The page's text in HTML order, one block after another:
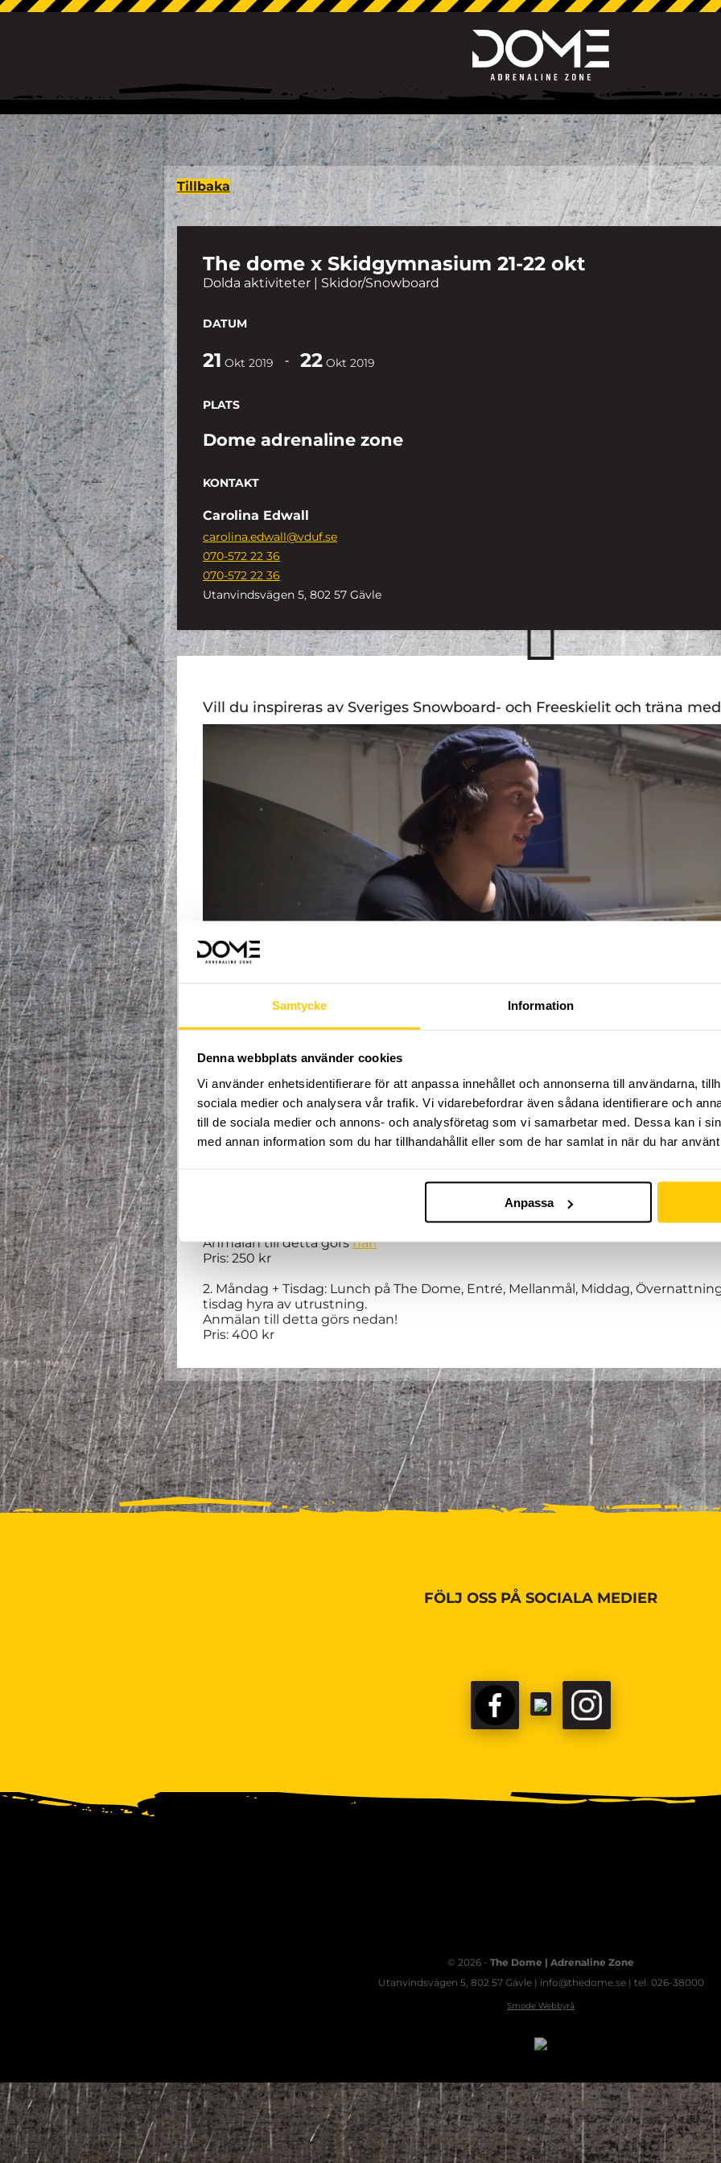
Samtycke Information
Denna webbplats använder cookies
Vi använder enhetsidentifierare för att anpassa innehållet och annonserna till användarna,
sociala medier och analysera vår trafik. Vi vidarebefordrar även sådana identifierare och
till de sociala medier och annons- och analysföretag som vi samarbetar med. Dessa kan i
med annan information som du har tillhandahållit eller som de har samlat in när du har
Anpassa
Tillbaka
The dome x Skidgymnasium 21-22 okt
Dolda aktiviteter | Skidor/Snowboard
DATUM
21 Okt 2019 - 22 Okt 2019
PLATS
Dome adrenaline zone
KONTAKT
Carolina Edwall
carolina.edwall@vduf.se
070-572 22 36
070-572 22 36
Utanvindsvägen 5, 802 57 Gävle
Vill du inspireras av Sveriges Snowboard- och Freeskielit och träna
Då tycker vi att du ska boka in den 21-22 Oktober och kom och häng med oss!
Du får möjligheten att träna och lära dig nya trick tillsammans med
Sveriges Freeski- och Snowboardgymansier.
Att kombinera dina gymnasiestudier med att åka skidor eller snowboard, är en
va din och nu får Du möjligheten att träffa oss alla under två härliga dagar på
35 platser kommer finnas till förfogande)
1. Måndag: Lunch på The Dome, Entré, Mellanmål, Middag, hyra utrustning.
Anmälan till detta görshär!
Pris: 250 kr
2. Måndag + Tisdag: Lunch på The Dome, Entré, Mellanmål, Middag,
tisdag hyra av utrustning.
Anmälan till detta görs nedan!
Pris: 400 kr
FÖLJ OSS PÅ SOCIALA MEDIER
FACEBOOKTIKTOK
© 2026 - The Dome | Adrenaline Zone
Utanvindsvägen 5, 802 57 Gävle | info@thedome.se | tel. 026-38000
Smode Webbyrå